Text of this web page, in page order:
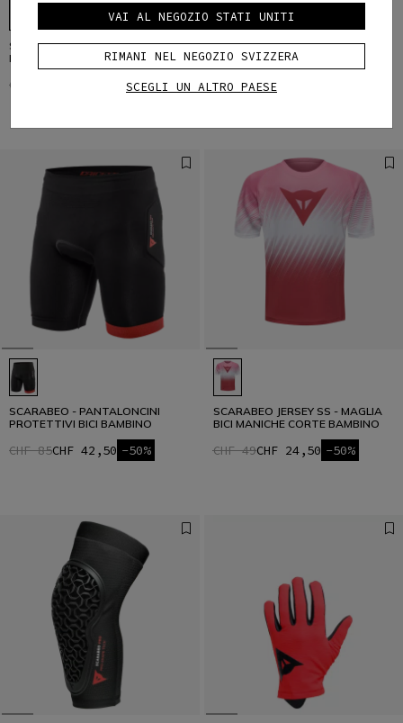
SCARABEO - PANTALONI BICI
BAMBINO
CHF 89 -50%
SCARABEO - PANTALONCINI BICI
BAMBINO
CHF 79CHF 39,50
SCARABEO - PANTALONCINI
PROTETTIVI BICI BAMBINO
CHF 85CHF 42,50 -50%
SCARABEO JERSEY SS - MAGLIA
BICI MANICHE CORTE BAMBINO
CHF 49CHF 24,50 -50%
VAI AL NEGOZIO STATI UNITI
RIMANI NEL NEGOZIO SVIZZERA
SCEGLI UN ALTRO PAESE